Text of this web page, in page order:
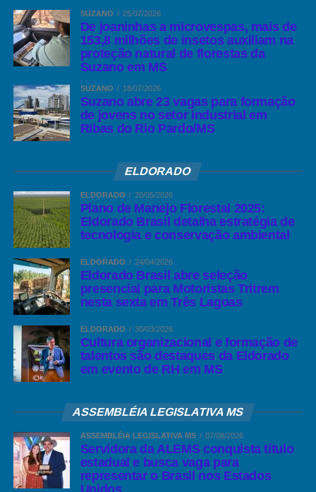
SUZANO 25/07/2026
De joaninhas a microvespas, mais de
153,8 milhões de insetos auxiliam na
proteção natural de florestas da
Suzano em MS
SUZANO 18/07/2026
Suzano abre 23 vagas para formação
de jovens no setor industrial em
Ribas do Rio Pardo/MS
ELDORADO
ELDORADO 20/05/2026
Plano de Manejo Florestal 2025:
Eldorado Brasil detalha estratégia de
tecnologia e conservação ambiental
ELDORADO 24/04/2026
Eldorado Brasil abre seleção
presencial para Motoristas Tritrem
nesta sexta em Três Lagoas
ELDORADO 30/03/2026
Cultura organizacional e formação de
talentos são destaques da Eldorado
em evento de RH em MS
ASSEMBLÉIA LEGISLATIVA MS
ASSEMBLÉIA LEGISLATIVA MS 07/08/2026
Servidora da ALEMS conquista título
estadual e busca vaga para
representar o Brasil nos Estados
Unidos